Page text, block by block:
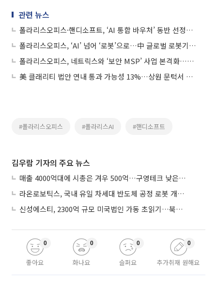
관련 뉴스
폴라리스오피스·핸디소프트, ‘AI 통합 바우처’ 동반 선정…크로스 세일즈 본격화
폴라리스오피스, ‘AI’ 넘어 ‘로봇’으로…中 글로벌 로봇기업 유비테크와 사업 본격화
폴라리스오피스, 네트릭스와 ‘보안 MSP’ 사업 본격화…오픈AI BAAㆍ그룹 연계로 AI생태계 구축
美 클래리티 법안 연내 통과 가능성 13%…상원 문턱서 제동
#폴라리스오피스 #폴라리스AI #핸디소프트
김우람 기자의 주요 뉴스
매출 4000억대에 시총은 겨우 500억…구영테크 낮은 몸값에 저가 승계 마무리
라온로보틱스, 국내 유일 차세대 반도체 공정 로봇 개발 ‘고객사 테스트 진행’
신성에스티, 2300억 규모 미국법인 가동 초읽기…북미 ESS 공략 본격화
좋아요
0
화나요
0
슬퍼요
0
추가취재 원해요
0